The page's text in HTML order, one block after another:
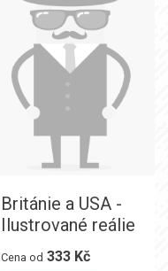
Británie a USA -
Ilustrované reálie
Cena od 333 Kč